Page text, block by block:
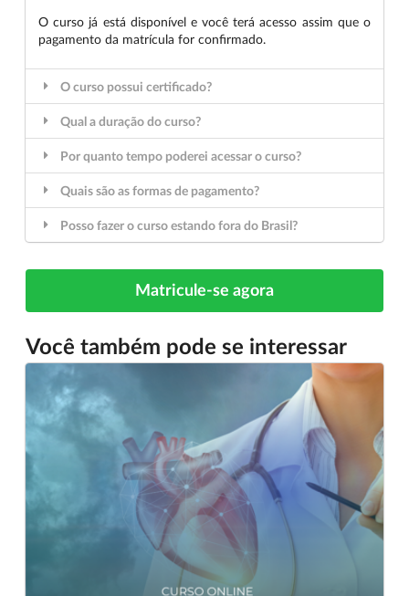
O curso já está disponível e você terá acesso assim que o
pagamento da matrícula for confirmado.
O curso possui certificado?
Qual a duração do curso?
Por quanto tempo poderei acessar o curso?
Quais são as formas de pagamento?
Posso fazer o curso estando fora do Brasil?
Matricule-se agora
Você também pode se interessar